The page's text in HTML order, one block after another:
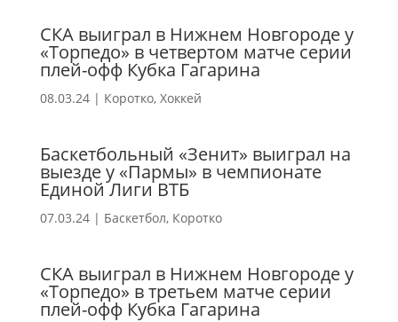
СКА выиграл в Нижнем Новгороде у
«Торпедо» в четвертом матче серии
плей-офф Кубка Гагарина
08.03.24| Коротко, Хоккей
Баскетбольный «Зенит» выиграл на
выезде у «Пармы» в чемпионате
Единой Лиги ВТБ
07.03.24| Баскетбол, Коротко
СКА выиграл в Нижнем Новгороде у
«Торпедо» в третьем матче серии
плей-офф Кубка Гагарина